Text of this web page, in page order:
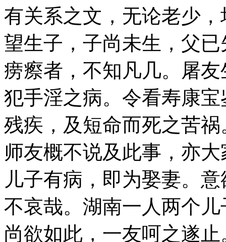
有关系之文，无论老少
望生子，子尚未生，父
痨瘵者，不知凡几。屠
犯手淫之病。令看寿康
残疾，及短命而死之苦
师友概不说及此事，亦
儿子有病，即为娶妻。
不哀哉。湖南一人两个
尚欲如此，一友呵之遂